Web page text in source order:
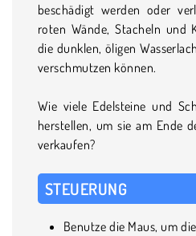
beschädigt werden oder
roten Wände, Stacheln und
die dunklen, öligen
verschmutzen können.
Wie viele Edelsteine und
herstellen, um sie am Ende
verkaufen?
STEUERUNG
Benutze die Maus, um